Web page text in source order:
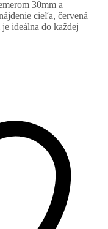
30mm a
cieľa, červená
ideálna do každej